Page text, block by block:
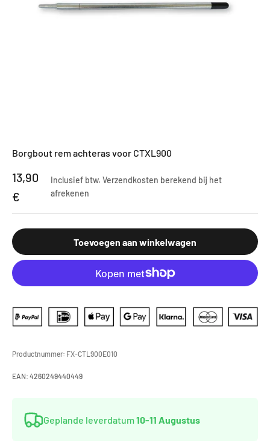
Borgbout rem achteras voor CTXL900
Aanbiedingsprijs
13,90
€
Inclusief btw. Verzendkosten berekend bij het
afrekenen
Toevoegen aan winkelwagen
Productnummer: FX-CTL900E010
EAN: 4260249440449
Geplande leverdatum10-11 Augustus